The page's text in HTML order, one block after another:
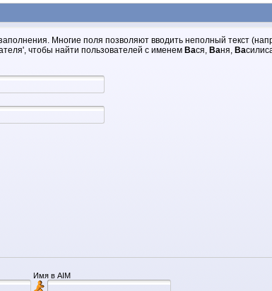
Многие поля позволяют вводить неполный текст
чтобы найти пользователей с именем Вася, Ваня, Ва
Имя в AIM